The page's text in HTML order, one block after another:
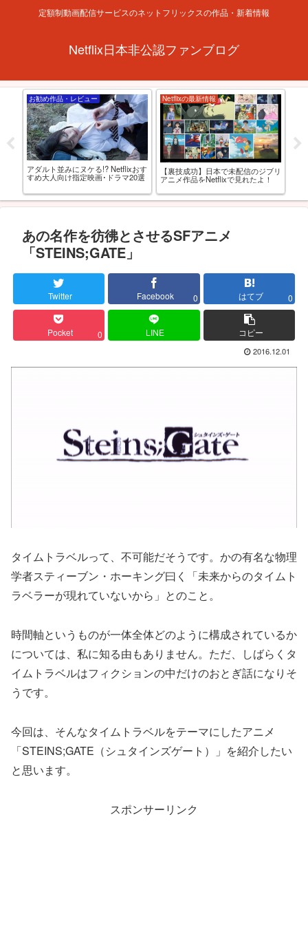
定額制動画配信サービスのネットフリックスの作品・新着情報
Netflix日本非公認ファンブログ
お勧め作品・レビュー
アダルト並みにヌケる!? Netflixおす
すめ大人向け指定映画･ドラマ20選
Netflixの最新情報
【裏技成功】日本で未配信のジブリ
アニメ作品をNetflixで見れたよ！
あの名作を彷彿とさせるSFアニメ
「STEINS;GATE」
Twitter Facebook 0 はてブ 0
Pocket 0 LINE コピー
2016.12.01
タイムトラベルって、不可能だそうです。かの有名な物理
学者スティーブン・ホーキング曰く「未来からのタイムト
ラベラーが現れていないから」とのこと。
時間軸というものが一体全体どのように構成されているか
については、私に知る由もありません。ただ、しばらくタ
イムトラベルはフィクションの中だけのおとぎ話になりそ
うです。
今回は、そんなタイムトラベルをテーマにしたアニメ
「STEINS;GATE（シュタインズゲート）」を紹介したい
と思います。
スポンサーリンク